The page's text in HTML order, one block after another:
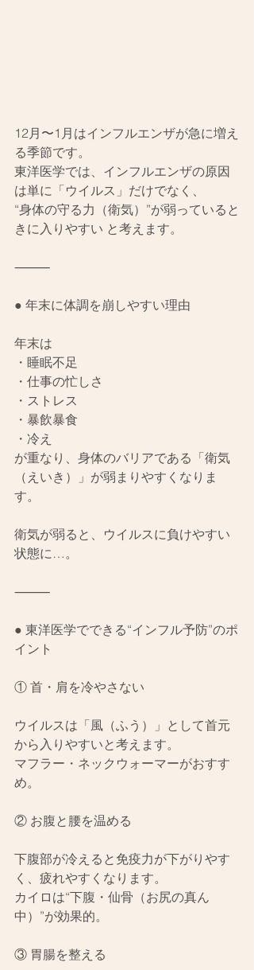
12月〜1月はインフルエンザが急に増え
る季節です。
東洋医学では、インフルエンザの原因
は単に「ウイルス」だけでなく、
“身体の守る力（衛気）”が弱っていると
きに入りやすい と考えます。
⸻
● 年末に体調を崩しやすい理由
年末は
・睡眠不足
・仕事の忙しさ
・ストレス
・暴飲暴食
・冷え
が重なり、身体のバリアである「衛気
（えいき）」が弱まりやすくなりま
す。
衛気が弱ると、ウイルスに負けやすい
状態に…。
⸻
● 東洋医学でできる“インフル予防”のポ
イント
① 首・肩を冷やさない
ウイルスは「風（ふう）」として首元
から入りやすいと考えます。
マフラー・ネックウォーマーがおすす
め。
② お腹と腰を温める
下腹部が冷えると免疫力が下がりやす
く、疲れやすくなります。
カイロは“下腹・仙骨（お尻の真ん
中）”が効果的。
③ 胃腸を整える